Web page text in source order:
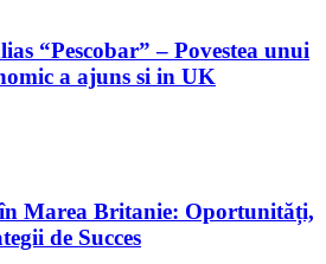
“Pescobar” – Povestea unui
a ajuns si in UK
Marea Britanie: Oportunități,
de Succes